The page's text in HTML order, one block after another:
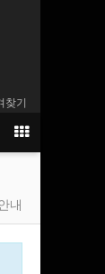
찾기
내